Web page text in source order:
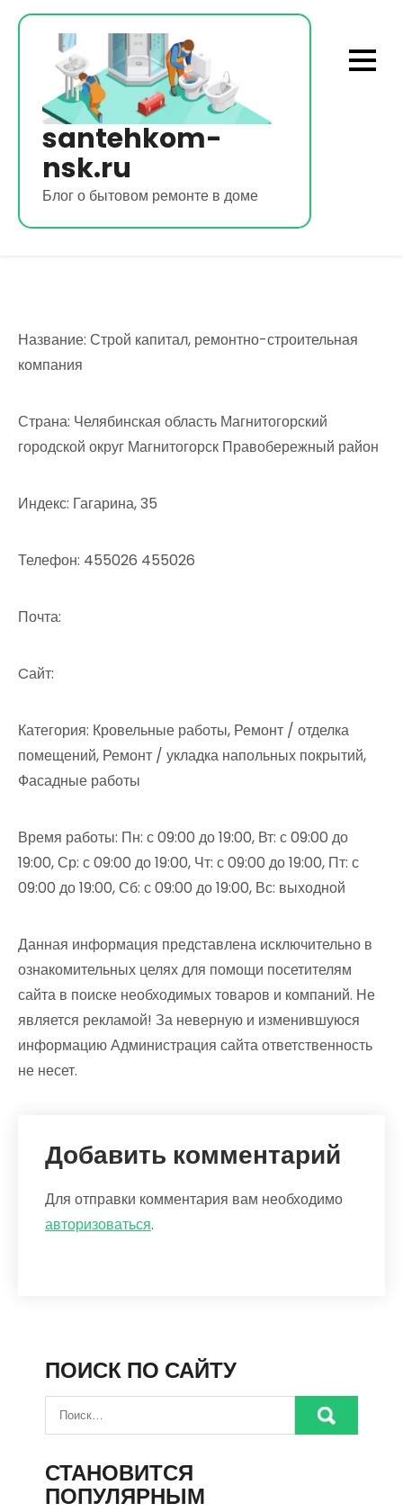
Перейти
содержимому
santehkom-
nsk.ru
Блог о бытовом ремонте в доме
Название: Строй капитал, ремонтно-строительная
компания
Страна: Челябинская область Магнитогорский
городской округ Магнитогорск Правобережный район
Индекс: Гагарина, 35
Телефон: 455026 455026
Почта:
Cайт:
Категория: Кровельные работы, Ремонт / отделка
помещений, Ремонт / укладка напольных покрытий,
Фасадные работы
Время работы: Пн: с 09:00 до 19:00, Вт: с 09:00 до
19:00, Ср: с 09:00 до 19:00, Чт: с 09:00 до 19:00, Пт: с
09:00 до 19:00, Сб: с 09:00 до 19:00, Вс: выходной
Данная информация представлена исключительно в
ознакомительных целях для помощи посетителям
сайта в поиске необходимых товаров и компаний. Не
является рекламой! За неверную и изменившуюся
информацию Администрация сайта ответственность
не несет.
Добавить комментарий
Для отправки комментария вам необходимо
авторизоваться.
ПОИСК ПО САЙТУ
СТАНОВИТСЯ
ПОПУЛЯРНЫМ